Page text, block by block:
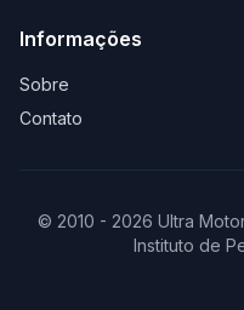
Informações
Sobre
Contato
© 2010 - 2026 Ultra
Instituto de